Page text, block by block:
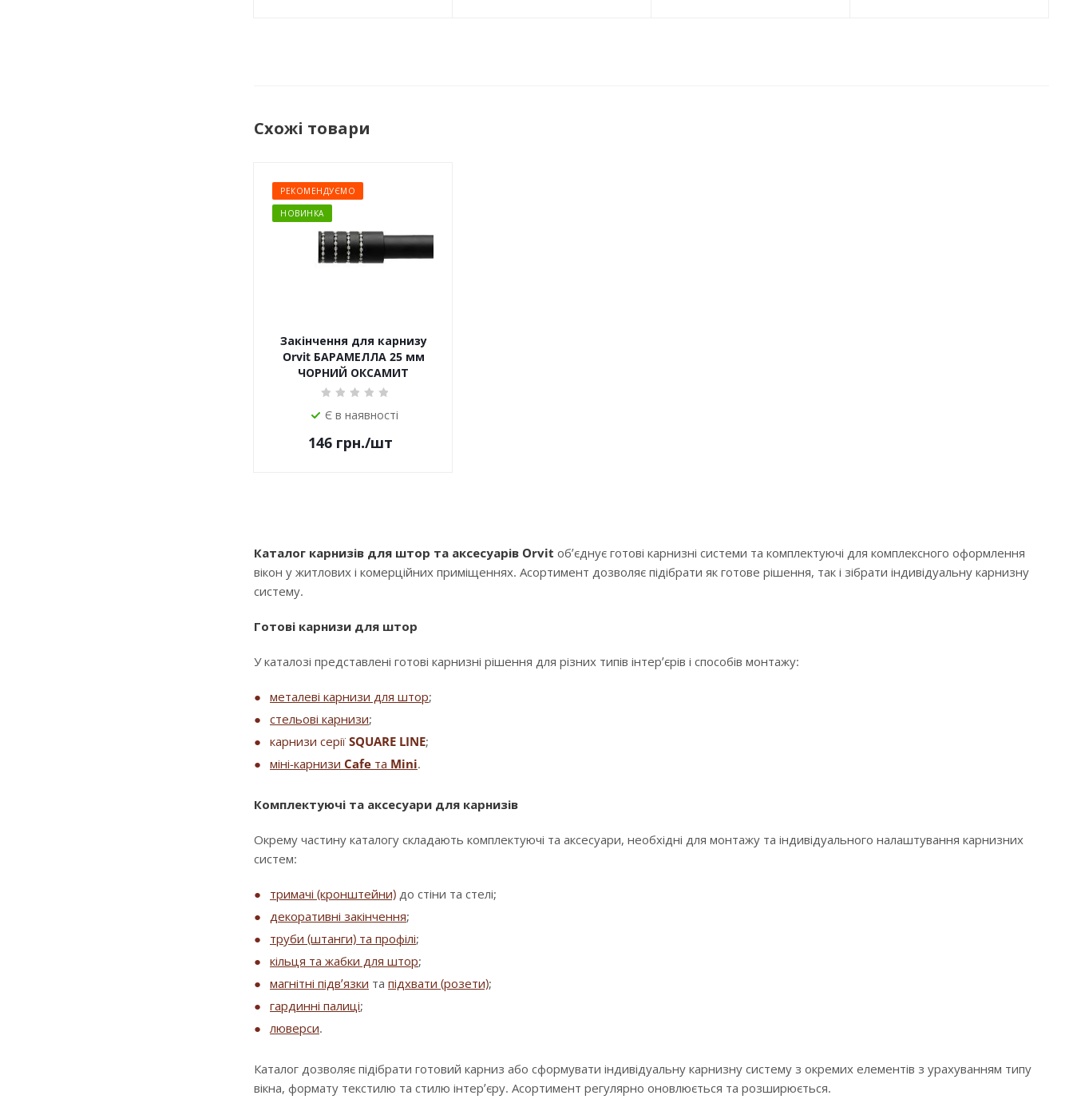
Схожі товари
РЕКОМЕНДУЄМО
НОВИНКА
Закінчення для карнизу
Orvit БАРАМЕЛЛА 25 мм
ЧОРНИЙ ОКСАМИТ
Є в наявності
146 грн./шт
Каталог карнизів для штор та аксесуарів Orvit об’єднує готові карнизні системи та комплектуючі для комплексного оформлення
вікон у житлових і комерційних приміщеннях. Асортимент дозволяє підібрати як готове рішення, так і зібрати індивідуальну карнизну
систему.
Готові карнизи для штор
У каталозі представлені готові карнизні рішення для різних типів інтер’єрів і способів монтажу:
металеві карнизи для штор;
стельові карнизи;
карнизи серії SQUARE LINE;
міні-карнизи Cafe та Mini.
Комплектуючі та аксесуари для карнизів
Окрему частину каталогу складають комплектуючі та аксесуари, необхідні для монтажу та індивідуального налаштування карнизних
систем:
тримачі (кронштейни) до стіни та стелі;
декоративні закінчення;
труби (штанги) та профілі;
кільця та жабки для штор;
магнітні підв’язки та підхвати (розети);
гардинні палиці;
люверси.
Каталог дозволяє підібрати готовий карниз або сформувати індивідуальну карнизну систему з окремих елементів з урахуванням типу
вікна, формату текстилю та стилю інтер’єру. Асортимент регулярно оновлюється та розширюється.